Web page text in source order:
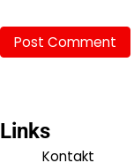
Links
Kontakt